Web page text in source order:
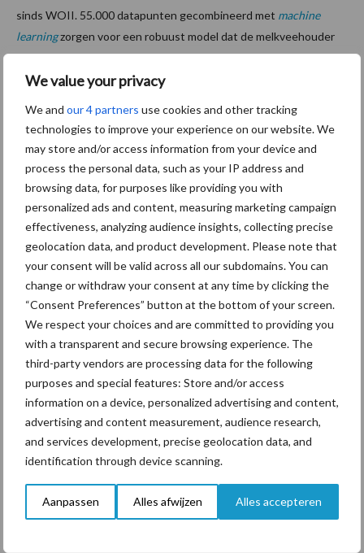
We value your privacy
We and our 4 partners use cookies and other tracking
technologies to improve your experience on our website. We
may store and/or access information from your device and
process the personal data, such as your IP address and
browsing data, for purposes like providing you with
personalized ads and content, measuring marketing campaign
effectiveness, analyzing audience insights, collecting precise
geolocation data, and product development. Please note that
your consent will be valid across all our subdomains. You can
change or withdraw your consent at any time by clicking the
“Consent Preferences” button at the bottom of your screen.
We respect your choices and are committed to providing you
with a transparent and secure browsing experience. The
third-party vendors are processing data for the following
purposes and special features: Store and/or access
information on a device, personalized advertising and content,
advertising and content measurement, audience research,
and services development, precise geolocation data, and
identification through device scanning.
Aanpassen Alles afwijzen Alles accepteren
sinds WOII. 55.000 datapunten gecombineerd met machine
learningzorgen voor een robuust model dat de melkveehouder
helpt in de ondersteuning van beslissingen rondom
graslandbeheer.
Aanbevolen voor jou!
Van onze partner Yara
Opbrengst mais wordt veel
eerder bepaald dan tot nu
toe gedacht
In 4 eenvoudige stappen de
grasgroei volgen op je
telefoon
Van onze partner Yara
Hoge prijzen en droogte:
hoe kan zwavel helpen bij
de bemesting?
Themapagina's